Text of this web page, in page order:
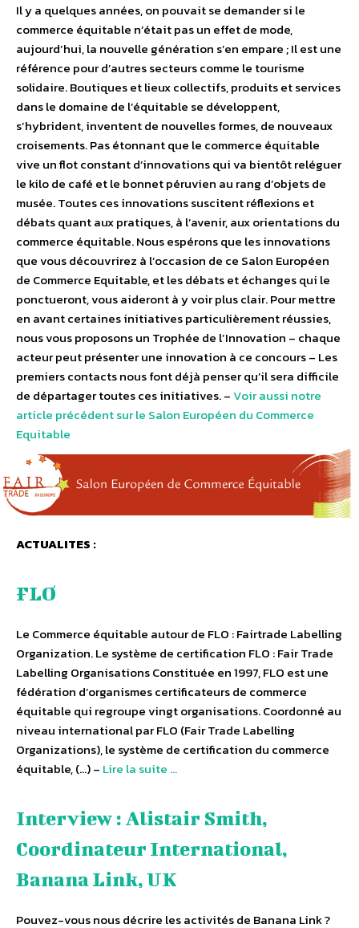
Il y a quelques années, on pouvait se demander si le
commerce équitable n’était pas un effet de mode,
aujourd’hui, la nouvelle génération s’en empare ; Il est une
référence pour d’autres secteurs comme le tourisme
solidaire. Boutiques et lieux collectifs, produits et services
dans le domaine de l’équitable se développent,
s’hybrident, inventent de nouvelles formes, de nouveaux
croisements. Pas étonnant que le commerce équitable
vive un flot constant d’innovations qui va bientôt reléguer
le kilo de café et le bonnet péruvien au rang d’objets de
musée. Toutes ces innovations suscitent réflexions et
débats quant aux pratiques, à l’avenir, aux orientations du
commerce équitable. Nous espérons que les innovations
que vous découvrirez à l’occasion de ce Salon Européen
de Commerce Equitable, et les débats et échanges qui le
ponctueront, vous aideront à y voir plus clair. Pour mettre
en avant certaines initiatives particulièrement réussies,
nous vous proposons un Trophée de l’Innovation – chaque
acteur peut présenter une innovation à ce concours – Les
premiers contacts nous font déjà penser qu’il sera difficile
de départager toutes ces initiatives. –Voir aussi notre
article précédent sur le Salon Européen du Commerce
Equitable
ACTUALITES :
FLO
Le Commerce équitable autour de FLO : Fairtrade Labelling
Organization. Le système de certification FLO : Fair Trade
Labelling Organisations Constituée en 1997, FLO est une
fédération d’organismes certificateurs de commerce
équitable qui regroupe vingt organisations. Coordonné au
niveau international par FLO (Fair Trade Labelling
Organizations), le système de certification du commerce
équitable, (…) – Lire la suite …
Interview : Alistair Smith,
Coordinateur International,
Banana Link, UK
Pouvez-vous nous décrire les activités de Banana Link ?